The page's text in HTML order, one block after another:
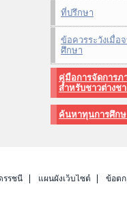
ที่ปรึกษา
ข้อควรระวังเมื่อ
ศึกษา
คู่มือการจัดการภ
สำหรับชาวต่างช
ค้นหาทุนการศึก
รรชนี แผนผังเว็บไซต์
ข้อตก